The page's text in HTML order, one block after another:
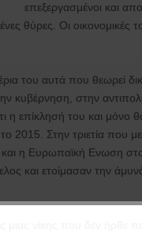
επεξεργασμένοι και
θύρες. Οι οικονομικές
του αυτά που θεωρεί
κυβέρνηση, στην
η επίκλησή του και μόνο
2015. Στην τριετία που
και η Ευρωπαϊκή Ενωση
και ετοίμασαν την
μιας νίκης που δεν ήρθε